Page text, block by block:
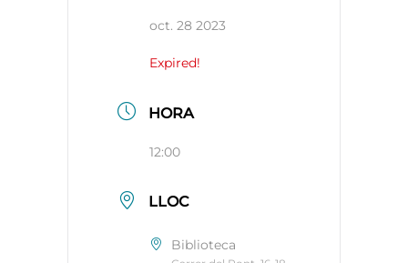
oct. 28 2023
Expired!
HORA
12:00
LLOC
Biblioteca